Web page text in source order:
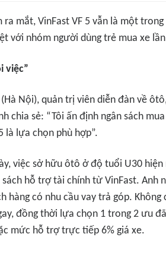
ra mắt, VinFast VF 5 vẫn là một
với nhóm người dùng trẻ mua xe
việc”
(Hà Nội), quản trị viên diễn đàn về
chia sẻ: “Tôi ấn định ngân sách
là lựa chọn phù hợp”.
việc sở hữu ôtô ở độ tuổi U30
hỗ trợ tài chính từ VinFast. Anh
hàng có nhu cầu vay trả góp.
đồng thời lựa chọn 1 trong 2 ưu
mức hỗ trợ trực tiếp 6% giá xe.